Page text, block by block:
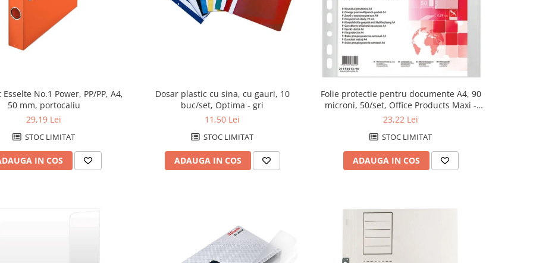
No.1 Power, PP/PP, A4,
50 mm, portocaliu
29,19 Lei
STOC LIMITAT
IN COS
Dosar plastic cu sina, cu gauri, 10
buc/set, Optima - gri
11,50 Lei
STOC LIMITAT
ADAUGA IN COS
Folie protectie pentru documente A4, 90
microni, 50/set, Office Products Maxi -
transparenta
23,22 Lei
STOC LIMITAT
ADAUGA IN COS